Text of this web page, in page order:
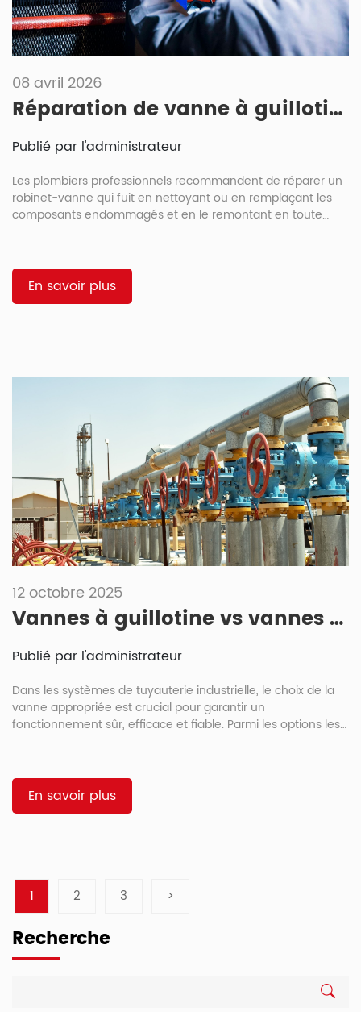
08 avril 2026
Réparation de vanne à guillotine : causes, solutions et conseils de réparation
Publié par l'administrateur
Les plombiers professionnels recommandent de réparer un
robinet-vanne qui fuit en nettoyant ou en remplaçant les
composants endommagés et en le remontant en toute
du temps, les fuites de robinets-vannes étant un problème
courant. En général, les robinets-vannes sont des
composants essentiels de la plomberie, de la tuyauterie et
En savoir plus
12 octobre 2025
Vannes à guillotine vs vannes à guillotine : principales différences, applications et guide de sélection
Publié par l'administrateur
Dans les systèmes de tuyauterie industrielle, le choix de la
vanne appropriée est crucial pour garantir un
fonctionnement sûr, efficace et fiable. Parmi les options les
interchangeables, elles présentent des différences notables
en termes de structure, de fonctionnement et
d'applications. Ce guide examine en détail les différences
En savoir plus
1 2 3 >
Recherche